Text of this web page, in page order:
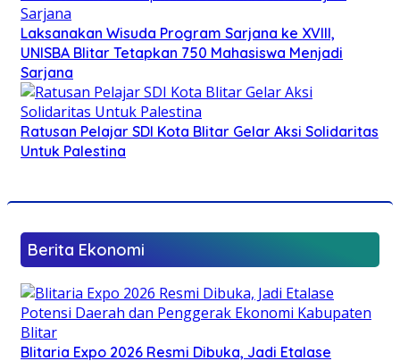
Laksanakan Wisuda Program Sarjana ke XVIII,
UNISBA Blitar Tetapkan 750 Mahasiswa Menjadi
Sarjana
Ratusan Pelajar SDI Kota Blitar Gelar Aksi Solidaritas
Untuk Palestina
Berita Ekonomi
Blitaria Expo 2026 Resmi Dibuka, Jadi Etalase